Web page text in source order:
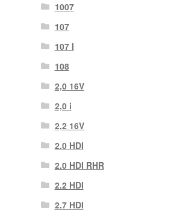
1007
107
107 Ι
108
2,0 16V
2,0 i
2,2 16V
2.0 HDI
2.0 HDI RHR
2.2 HDI
2.7 HDI